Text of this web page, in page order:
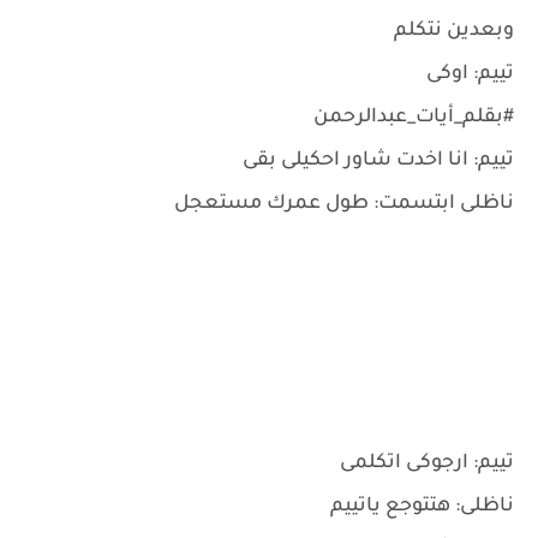
وبعدين نتكلم
تييم: اوكى
#بقلم_أيات_عبدالرحمن
تييم: انا اخدت شاور احكيلى بقى
ناظلى ابتسمت: طول عمرك مستعجل
تييم: ارجوكى اتكلمى
ناظلى: هتتوجع ياتييم